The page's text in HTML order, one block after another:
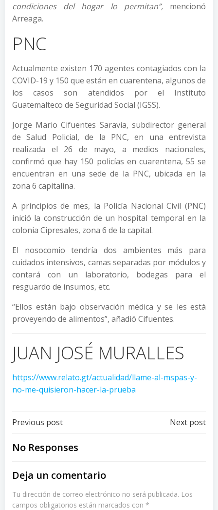
condiciones del hogar lo permitan”, mencionó
Arreaga.
PNC
Actualmente existen 170 agentes contagiados con la
COVID-19 y 150 que están en cuarentena, algunos de
los casos son atendidos por el Instituto
Guatemalteco de Seguridad Social (IGSS).
Jorge Mario Cifuentes Saravia, subdirector general
de Salud Policial, de la PNC, en una entrevista
realizada el 26 de mayo, a medios nacionales,
confirmó que hay 150 policías en cuarentena, 55 se
encuentran en una sede de la PNC, ubicada en la
zona 6 capitalina.
A principios de mes, la Policía Nacional Civil (PNC)
inició la construcción de un hospital temporal en la
colonia Cipresales, zona 6 de la capital.
El nosocomio tendría dos ambientes más para
cuidados intensivos, camas separadas por módulos y
contará con un laboratorio, bodegas para el
resguardo de insumos, etc.
“Ellos están bajo observación médica y se les está
proveyendo de alimentos”, añadió Cifuentes.
JUAN JOSÉ MURALLES
https://www.relato.gt/actualidad/llame-al-mspas-y-
no-me-quisieron-hacer-la-prueba
Post
navigation
Previous post Next post
No Responses
Deja un comentario
Tu dirección de correo electrónico no será publicada. Los
campos obligatorios están marcados con *